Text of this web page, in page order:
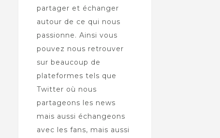
partager et échanger
autour de ce qui nous
passionne. Ainsi vous
pouvez nous retrouver
sur beaucoup de
plateformes tels que
Twitter où nous
partageons les news
mais aussi échangeons
avec les fans, mais aussi